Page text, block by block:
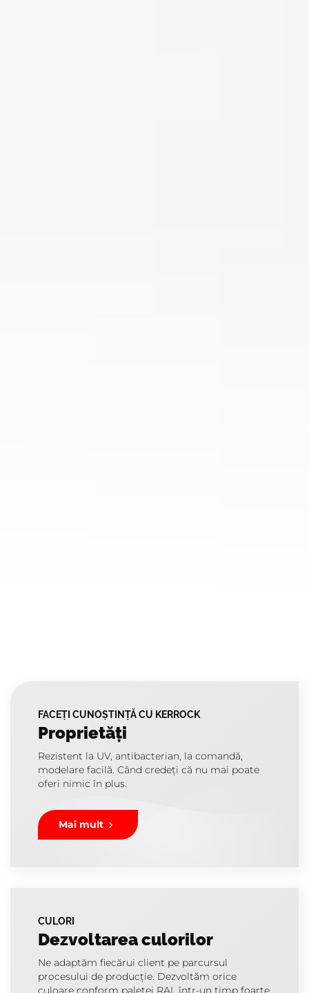
FACEȚI CUNOȘTINȚĂ CU KERROCK
Proprietăți
Rezistent la UV, antibacterian, la comandă,
modelare facilă. Când credeți că nu mai poate
oferi nimic în plus.
Mai mult
CULORI
Dezvoltarea culorilor
Ne adaptăm fiecărui client pe parcursul
procesului de producție. Dezvoltăm orice
culoare conform paletei RAL într-un timp foarte